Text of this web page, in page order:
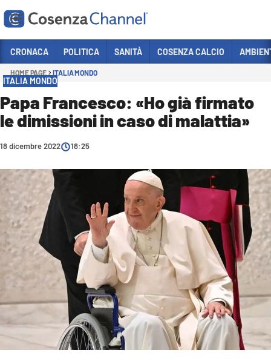
Sezioni
POLITICA
ITALIA MONDO
SANITÀ
SPORT
CULTURA
AMBIENTE
Streaming
LAC TV
LAC NETWORK
CRONACA POLITICA SANITÀ COSENZA CALCIO
HOME PAGE ITALIA MONDO
ITALIA MONDO
Papa Francesco: «Ho già firmato
le dimissioni in caso di malattia»
18 dicembre 2022 18:25